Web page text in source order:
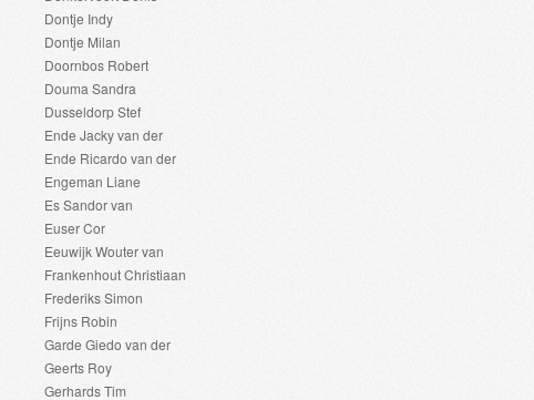
Dontje Indy
Dontje Milan
Doornbos Robert
Douma Sandra
Dusseldorp Stef
Ende Jacky van der
Ende Ricardo van der
Engeman Liane
Es Sandor van
Euser Cor
Eeuwijk Wouter van
Frankenhout Christiaan
Frederiks Simon
Frijns Robin
Garde Giedo van der
Geerts Roy
Gerhards Tim